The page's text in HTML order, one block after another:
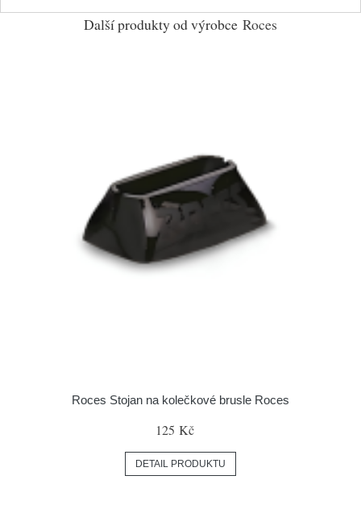
Další produkty od výrobce Roces
Roces Stojan na kolečkové brusle Roces
125 Kč
DETAIL PRODUKTU